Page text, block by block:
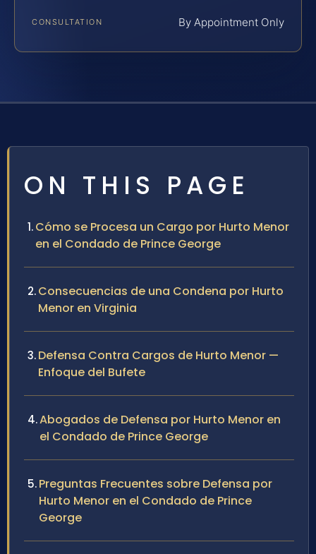
CONSULTATION By Appointment Only
ON THIS PAGE
Cómo se Procesa un Cargo por Hurto Menor
en el Condado de Prince George
Consecuencias de una Condena por Hurto
Menor en Virginia
Defensa Contra Cargos de Hurto Menor —
Enfoque del Bufete
Abogados de Defensa por Hurto Menor en
el Condado de Prince George
Preguntas Frecuentes sobre Defensa por
Hurto Menor en el Condado de Prince
George